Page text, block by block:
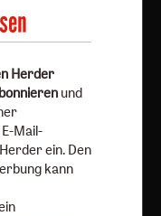
kündigen
Herder
und
Mail-
ein. Den
kann